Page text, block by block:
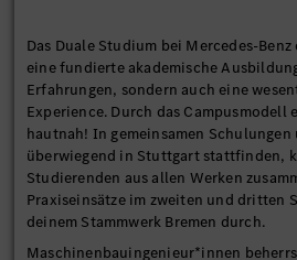
Das Duale Studium bei Mercedes-
eine fundierte akademische
Erfahrungen, sondern auch eine
Experience. Durch das Campusmodell
hautnah! In gemeinsamen
überwiegend in Stuttgart stattfinden,
Studierenden aus allen Werken
Praxiseinsätze im zweiten und dritten
deinem Stammwerk Bremen durch.
Maschinenbauingenieur*innen